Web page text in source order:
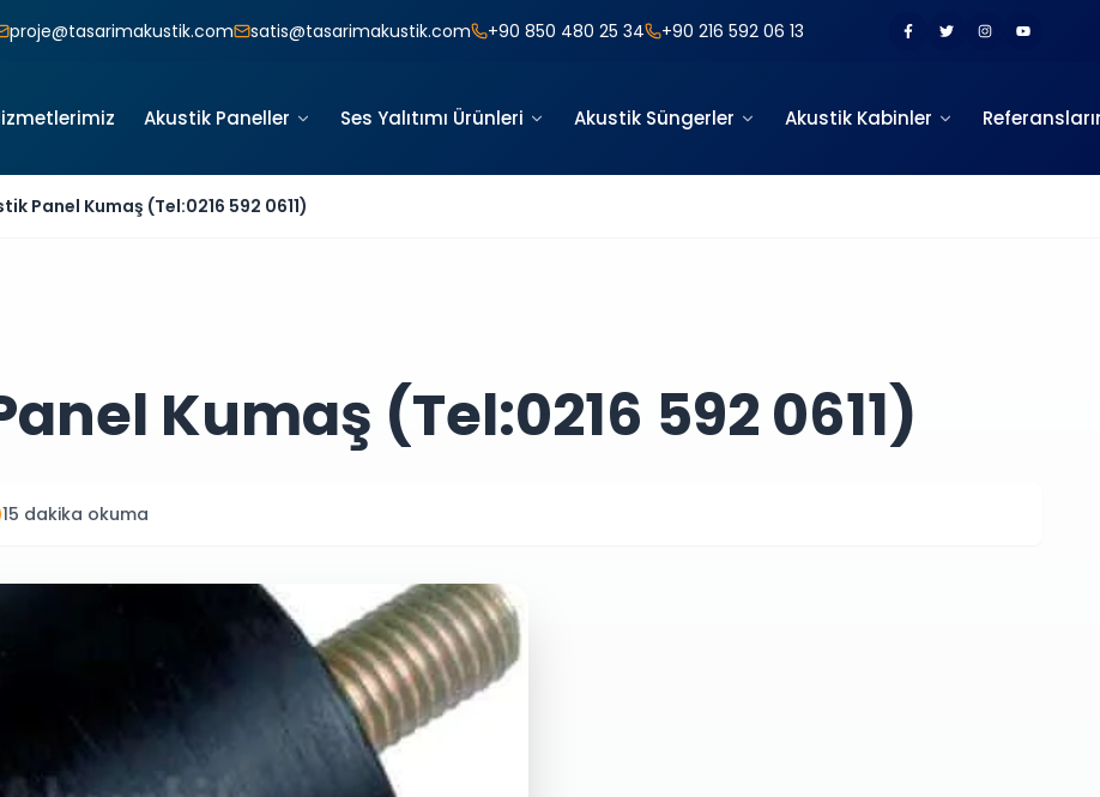
proje@tasarimakustik.com satis@tasarimakustik.com +90 850 480 25 34 +90 216 592 06 13
Akustik Paneller Ses Yalıtımı Ürünleri Akustik Süngerler Akustik Kabinler
Panel Kumaş (Tel:0216 592 0611)
Kumaş (Tel:0216 592 0611)
15 dakika okuma